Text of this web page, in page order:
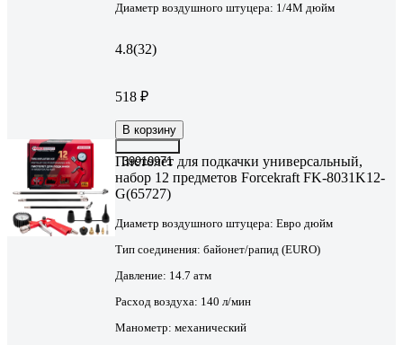
Диаметр воздушного штуцера: 1/4М дюйм
4.8(32)
518 ₽
В корзину
39919971
Пистолет для подкачки универсальный,
набор 12 предметов Forcekraft FK-8031K12-
G(65727)
Диаметр воздушного штуцера: Евро дюйм
Тип соединения: байонет/рапид (EURO)
Давление: 14.7 атм
Расход воздуха: 140 л/мин
Манометр: механический